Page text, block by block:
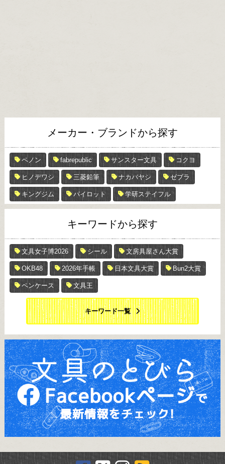
メーカー・ブランドから探す
ペノン fabrepublic サンスター文具 コクヨ
ヒノデワシ 三菱鉛筆 ナカバヤシ ゼブラ
キングジム パイロット 学研ステイフル
キーワードから探す
文具女子博2026 シール 文房具屋さん大賞
OKB48 2026年手帳 日本文具大賞 Bun2大賞
ペンケース 文具王
キーワード一覧